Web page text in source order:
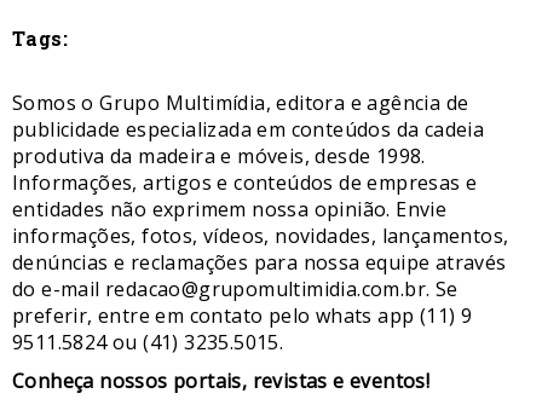
Tags:
Somos o Grupo Multimídia, editora e agência de
publicidade especializada em conteúdos da cadeia
produtiva da madeira e móveis, desde 1998.
Informações, artigos e conteúdos de empresas e
entidades não exprimem nossa opinião. Envie
informações, fotos, vídeos, novidades, lançamentos,
denúncias e reclamações para nossa equipe através
do e-mail redacao@grupomultimidia.com.br. Se
preferir, entre em contato pelo whats app (11) 9
9511.5824 ou (41) 3235.5015.
​Conheça nossos ​portais, revistas e eventos​!